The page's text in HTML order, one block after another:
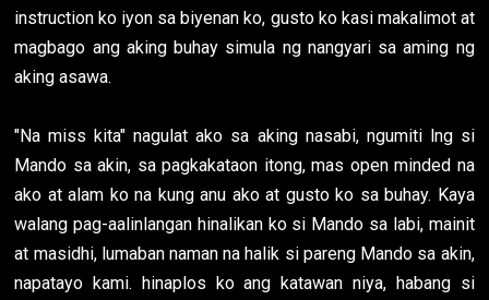
instruction ko iyon sa biyenan ko, gusto ko kasi makalimot at
magbago ang aking buhay simula ng nangyari sa aming ng
aking asawa.
"Na miss kita" nagulat ako sa aking nasabi, ngumiti lng si
Mando sa akin, sa pagkakataon itong, mas open minded na
ako at alam ko na kung anu ako at gusto ko sa buhay. Kaya
walang pag-aalinlangan hinalikan ko si Mando sa labi, mainit
at masidhi, lumaban naman na halik si pareng Mando sa akin,
napatayo kami. hinaplos ko ang katawan niya, habang si